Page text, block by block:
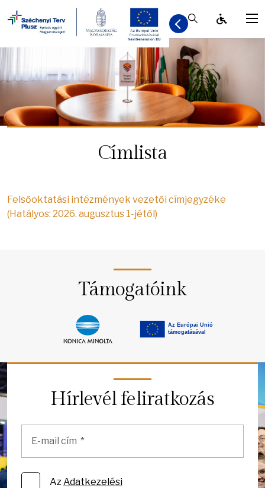
Kereső /
Címlista
Felsőoktatási intézmények vezetői címjegyzéke
(Hatályos: 2026. augusztus 1-jétől)
Támogatóink
Hírlevél feliratkozás
AzAdatkezelési